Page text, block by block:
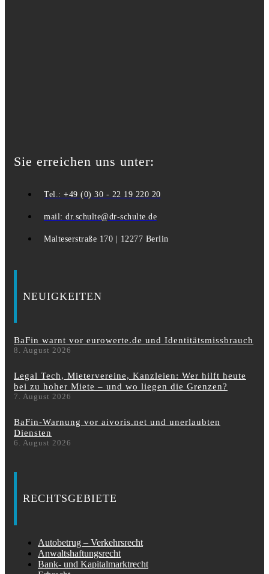
Sie erreichen uns unter:
Tel.: +49 (0) 30 - 22 19 220 20
mail: dr.schulte@dr-schulte.de
Malteserstraße 170 | 12277 Berlin
NEUIGKEITEN
BaFin warnt vor eurowerte.de und Identitätsmissbrauch
8. August 2026
Legal Tech, Mietervereine, Kanzleien: Wer hilft heute
bei zu hoher Miete – und wo liegen die Grenzen?
7. August 2026
BaFin-Warnung vor aivoris.net und unerlaubten
Diensten
6. August 2026
RECHTSGEBIETE
Autobetrug – Verkehrsrecht
Anwaltshaftungsrecht
Bank- und Kapitalmarktrecht